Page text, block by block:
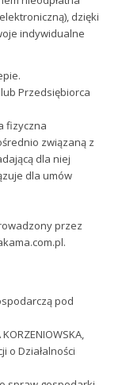
dzięki
indywidualne
Przedsiębiorca
fizyczna
związaną z
dla niej
dla umów
przez
pod
o Działalności